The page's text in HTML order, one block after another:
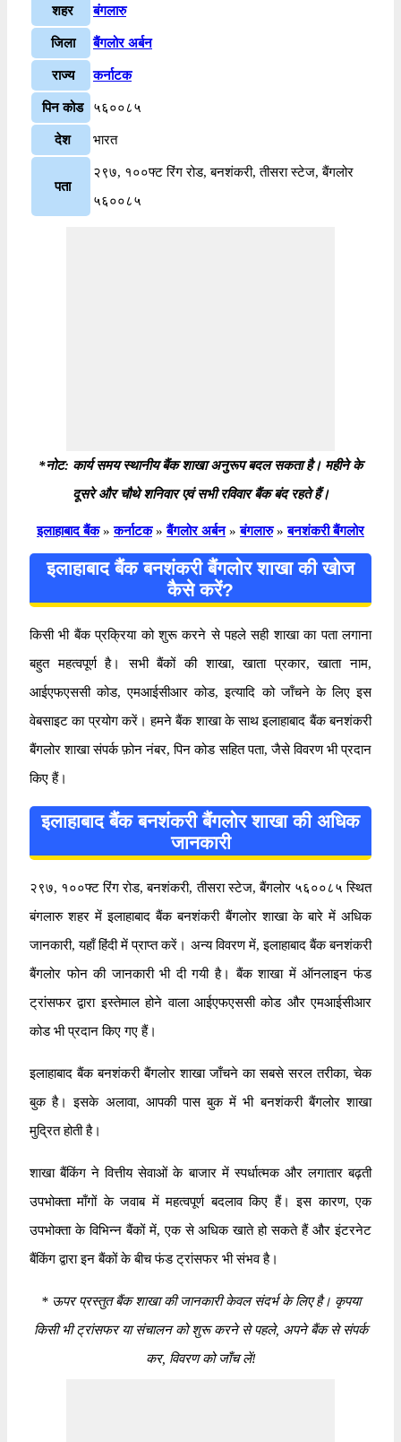
शहर बंगलारु
जिला बैंगलोर अर्बन
राज्य कर्नाटक
पिन कोड ५६००८५
देश भारत
पता
२९७, १००फ्ट रिंग रोड, बनशंकरी, तीसरा स्टेज, बैंगलोर
५६००८५
*नोट: कार्य समय स्थानीय बैंक शाखा अनुरूप बदल सकता है। महीने के
दूसरे और चौथे शनिवार एवं सभी रविवार बैंक बंद रहते हैं।
इलाहाबाद बैंक » कर्नाटक » बैंगलोर अर्बन » बंगलारु » बनशंकरी बैंगलोर
इलाहाबाद बैंक बनशंकरी बैंगलोर शाखा की खोज
कैसे करें?
किसी भी बैंक प्रक्रिया को शुरू करने से पहले सही शाखा का पता लगाना
बहुत महत्वपूर्ण है। सभी बैंकों की शाखा, खाता प्रकार, खाता नाम,
आईएफएससी कोड, एमआईसीआर कोड, इत्यादि को जाँचने के लिए इस
वेबसाइट का प्रयोग करें। हमने बैंक शाखा के साथ इलाहाबाद बैंक बनशंकरी
बैंगलोर शाखा संपर्क फ़ोन नंबर, पिन कोड सहित पता, जैसे विवरण भी प्रदान
किए हैं।
इलाहाबाद बैंक बनशंकरी बैंगलोर शाखा की अधिक
जानकारी
२९७, १००फ्ट रिंग रोड, बनशंकरी, तीसरा स्टेज, बैंगलोर ५६००८५ स्थित
बंगलारु शहर में इलाहाबाद बैंक बनशंकरी बैंगलोर शाखा के बारे में अधिक
जानकारी, यहाँ हिंदी में प्राप्त करें। अन्य विवरण में, इलाहाबाद बैंक बनशंकरी
बैंगलोर फोन की जानकारी भी दी गयी है। बैंक शाखा में ऑनलाइन फंड
ट्रांसफर द्वारा इस्तेमाल होने वाला आईएफएससी कोड और एमआईसीआर
कोड भी प्रदान किए गए हैं।
इलाहाबाद बैंक बनशंकरी बैंगलोर शाखा जाँचने का सबसे सरल तरीका, चेक
बुक है। इसके अलावा, आपकी पास बुक में भी बनशंकरी बैंगलोर शाखा
मुद्रित होती है।
शाखा बैंकिंग ने वित्तीय सेवाओं के बाजार में स्पर्धात्मक और लगातार बढ़ती
उपभोक्ता माँगों के जवाब में महत्वपूर्ण बदलाव किए हैं। इस कारण, एक
उपभोक्ता के विभिन्न बैंकों में, एक से अधिक खाते हो सकते हैं और इंटरनेट
बैंकिंग द्वारा इन बैंकों के बीच फंड ट्रांसफर भी संभव है।
*ऊपर प्रस्तुत बैंक शाखा की जानकारी केवल संदर्भ के लिए है। कृपया
किसी भी ट्रांसफर या संचालन को शुरू करने से पहले, अपने बैंक से संपर्क
कर, विवरण को जाँच लें!